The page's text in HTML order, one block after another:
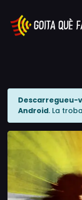
Descarregueu-
Android. La